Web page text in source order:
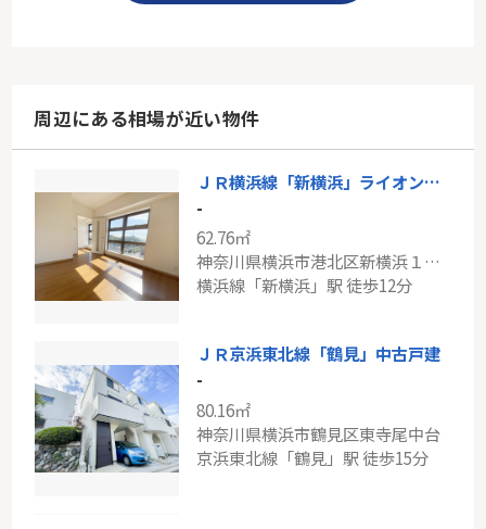
周辺にある相場が近い物件
ＪＲ横浜線「新横浜」ライオンズプラザ新横浜
-
62.76㎡
神奈川県横浜市港北区新横浜１丁目
横浜線「新横浜」駅 徒歩12分
ＪＲ京浜東北線「鶴見」中古戸建
-
80.16㎡
神奈川県横浜市鶴見区東寺尾中台
京浜東北線「鶴見」駅 徒歩15分